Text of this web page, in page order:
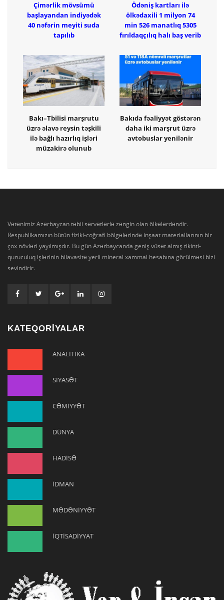
Çimərlik mövsümü
başlayandan indiyədək
40 nəfərin meyiti suda
tapılıb
Ödəniş kartları ilə
ölkədaxili 1 milyon 74
min 526 manatlıq 5305
fırıldaqçılıq halı baş verib
Bakı–Tbilisi marşrutu
üzrə əlavə reysin təşkili
ilə bağlı hazırlıq işləri
müzakirə olunub
Bakıda fəaliyyət göstərən
daha iki marşrut üzrə
avtobuslar yenilənir
Vətənimiz Azərbaycan təbii sərvətlərlə zəngin olan ölkələrdəndir.
Respublikamızın bütün fiziki-coğrafi bölgələrində inşaat materiallarının bir
çox növləri yayılmışdır. Bu gün Azərbaycanda geniş vüsət almış tikinti-
quruculuq işlərinin bilavasitə yerli mineral xammal hesabına görülməsi bizi
sevindirir.
KATEQORİYALAR
ANALİTİKA
SİYASƏT
CƏMİYYƏT
DÜNYA
HADİSƏ
İDMAN
MƏDƏNİYYƏT
İQTİSADİYYAT